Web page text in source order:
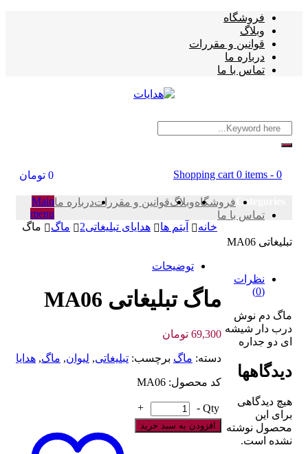
فروشگاه
وبلاگ
قوانین و مقررات
درباره ما
تماس با ما
Shopping cart 0 items تومان
فروشگاهوبلاگقوانین و مقررات درباره ما
تماس با ما
Main
menu
خانه
آیتم ها هدایای تبلیغاتی2 ماگ
ماگ
تبلیغاتی MA06
ماگ تبلیغاتی MA06
69,300 تومان
دسته:ماگ برچسب:تبلیغاتی,لیوان, ماگ,هدایا
کد محصول: MA06
Qty
-
افزودن به سبد خرید
توضیحات
نظرات
ماگ دم نوش
درب دار شیشه
ای دو جداره
دیدگاهها
هیچ دیدگاهی
برای این
محصول نوشته
نشده است.